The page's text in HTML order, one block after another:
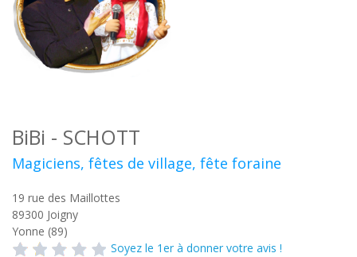
BiBi - SCHOTT
Magiciens, fêtes de village, fête foraine
19 rue des Maillottes
89300 Joigny
Yonne (89)
Soyez le 1er à donner votre avis !